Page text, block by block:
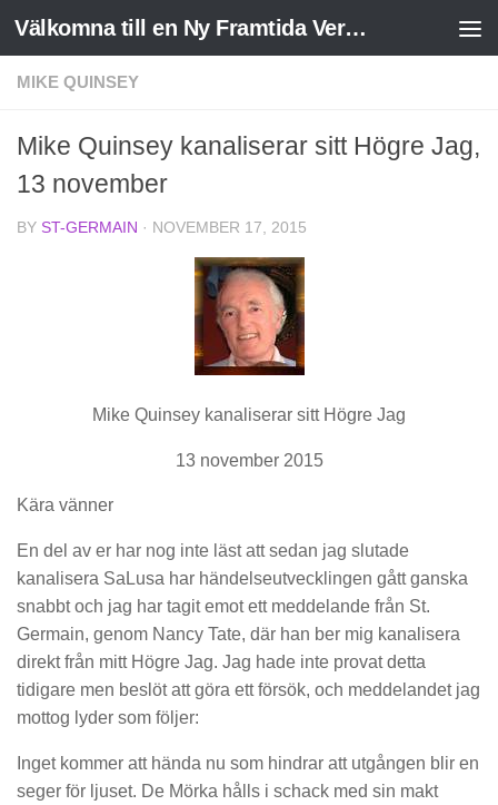
Skip to content Välkomna till en Ny Framtida Verklighet
MIKE QUINSEY
Mike Quinsey kanaliserar sitt Högre Jag,
13 november
BY ST-GERMAIN · NOVEMBER 17, 2015
Mike Quinsey kanaliserar sitt Högre Jag
13 november 2015
Kära vänner
En del av er har nog inte läst att sedan jag slutade
kanalisera SaLusa har händelseutvecklingen gått ganska
snabbt och jag har tagit emot ett meddelande från St.
Germain, genom Nancy Tate, där han ber mig kanalisera
direkt från mitt Högre Jag. Jag hade inte provat detta
tidigare men beslöt att göra ett försök, och meddelandet jag
mottog lyder som följer:
Inget kommer att hända nu som hindrar att utgången blir en
seger för ljuset. De Mörka hålls i schack med sin makt